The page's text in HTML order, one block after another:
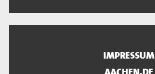
IMPRESSUM